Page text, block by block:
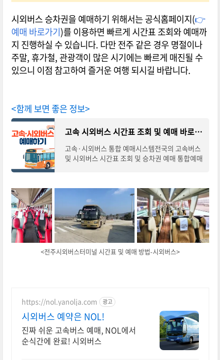
시외버스 승차권을 예매하기 위해서는 공식홈페이지(👉
예매 바로가기)를 이용하면 빠르게 시간표 조회와 예매까
지 진행하실 수 있습니다. 다만 전주 같은 경우 명절이나
주말, 휴가철, 관광객이 많은 시기에는 빠르게 매진될 수
있으니 이점 참고하여 즐거운 여행 되시길 바랍니다.
<함께 보면 좋은 정보>
고속 시외버스 시간표 조회 및 예매 바로가기
고속·시외버스 통합 예매시스템전국의 고속버스
및 시외버스 시간표 조회 및 승차권 예매 통합예매
<전주시외버스터미널 시간표 및 예매 방법-시외버스>
https://nol.yanolja.com 광고
시외버스 예약은 NOL!
진짜 쉬운 고속버스 예매, NOL에서
순식간에 완료! 시외버스